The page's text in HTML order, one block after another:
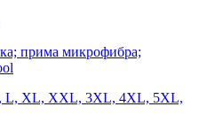
прима микрофибра;
L, XL, XXL, 3XL, 4XL, 5XL,